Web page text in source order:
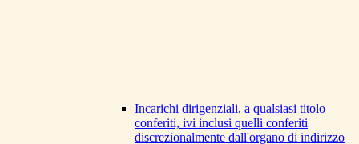
Incarichi dirigenziali, a qualsiasi titolo
conferiti, ivi inclusi quelli conferiti
discrezionalmente dall'organo di indirizzo